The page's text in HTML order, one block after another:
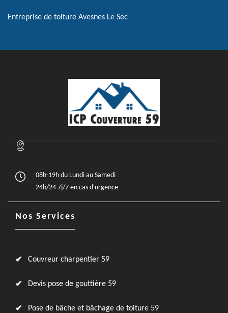
Entreprise de toiture Avesnes Le Sec
08h-19h du Lundi au Samedi
24h/24 7j/7 en cas d'urgence
Nos Services
Couvreur charpentier 59
Devis pose de gouttière 59
Pose de bâche et bâchage de toiture 59